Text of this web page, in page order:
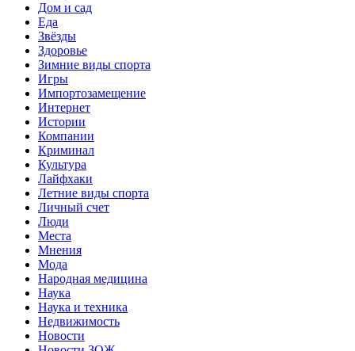
Дом и сад
Еда
Звёзды
Здоровье
Зимние виды спорта
Игры
Импортозамещение
Интернет
Истории
Компании
Криминал
Культура
Лайфхаки
Летние виды спорта
Личный счет
Люди
Места
Мнения
Мода
Народная медицина
Наука
Наука и техника
Недвижимость
Новости